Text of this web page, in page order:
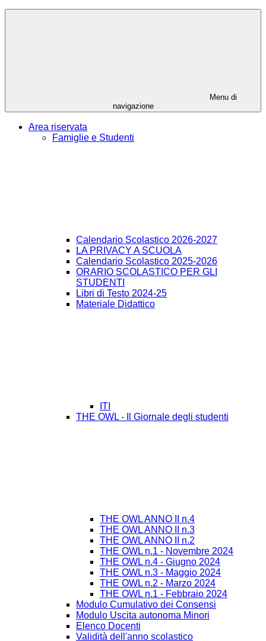
Menu di
navigazione
Area riservata
Famiglie e Studenti
Calendario Scolastico 2026-2027
LA PRIVACY A SCUOLA
Calendario Scolastico 2025-2026
ORARIO SCOLASTICO PER GLI
STUDENTI
Libri di Testo 2024-25
Materiale Didattico
ITI
THE OWL - Il Giornale degli studenti
THE OWL ANNO II n.4
THE OWL ANNO II n.3
THE OWL ANNO II n.2
THE OWL n.1 - Novembre 2024
THE OWL n.4 - Giugno 2024
THE OWL n.3 - Maggio 2024
THE OWL n.2 - Marzo 2024
THE OWL n.1 - Febbraio 2024
Modulo Cumulativo dei Consensi
Modulo Uscita autonoma Minori
Elenco Docenti
Validità dell'anno scolastico